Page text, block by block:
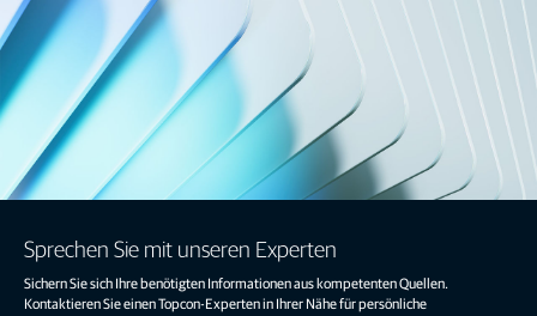
Sprechen Sie mit unseren Experten
Sichern Sie sich Ihre benötigten Informationen aus kompetenten Quellen.
Kontaktieren Sie einen Topcon-Experten in Ihrer Nähe für persönliche